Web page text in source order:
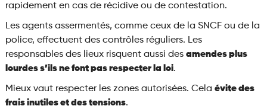
rapidement en cas de récidive ou de contestation.
Les agents assermentés, comme ceux de la SNCF ou de la
police, effectuent des contrôles réguliers. Les
responsables des lieux risquent aussi des amendes plus
lourdes s’ils ne font pas respecter la loi.
Mieux vaut respecter les zones autorisées. Cela évite des
frais inutiles et des tensions.